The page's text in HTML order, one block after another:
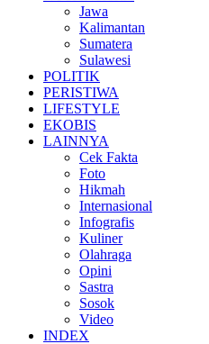
Jawa
Kalimantan
Sumatera
Sulawesi
POLITIK
PERISTIWA
LIFESTYLE
EKOBIS
LAINNYA
Cek Fakta
Foto
Hikmah
Internasional
Infografis
Kuliner
Olahraga
Opini
Sastra
Sosok
Video
INDEX